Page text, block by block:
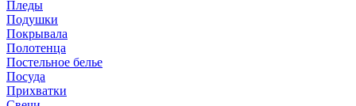
Пледы
Подушки
Покрывала
Полотенца
Постельное белье
Посуда
Прихватки